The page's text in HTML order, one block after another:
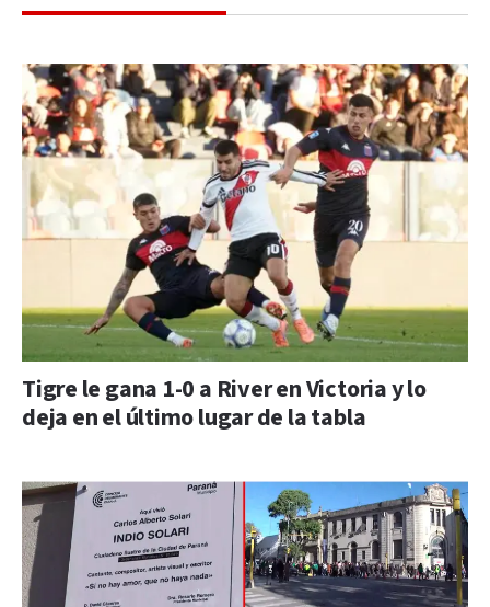
Tigre le gana 1-0 a River en Victoria y lo
deja en el último lugar de la tabla